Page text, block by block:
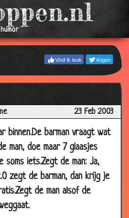
Vind ik leuk Volgen
23 Feb 2003
binnen.De barman vraagt wat
man, doe maar 7 glaasjes
soms iets.Zegt de man: Ja,
zegt de barman, dan krijg je
de man alsof de
3.53
2.91
2.81